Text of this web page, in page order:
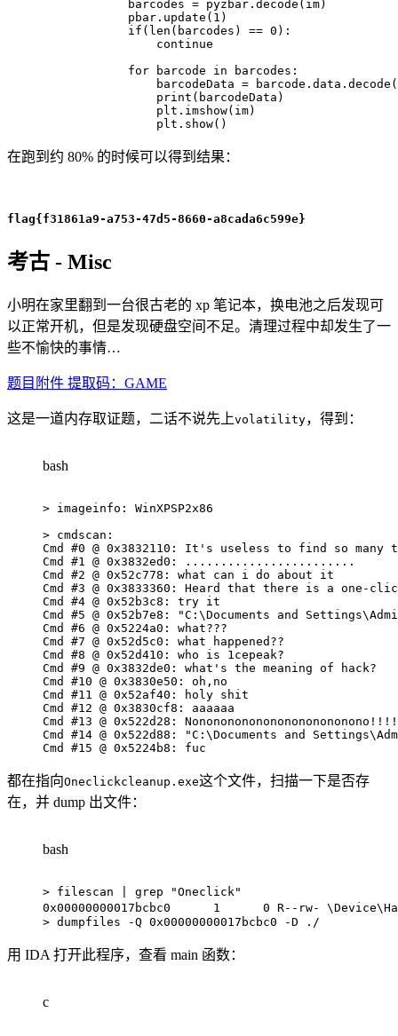
            barcodes
= pyzbar . decode ( im )
            pbar
. update ( 1 )
if ( len ( barcodes ) == 0 ) :
continue
for barcode in barcodes :
                barcodeData
= barcode . data . decode (
print ( barcodeData )
                plt
. imshow( im)
                plt
. show( )
在跑到约 80% 的时候可以得到结果：
flag{f31861a9-a753-47d5-8660-a8cada6c599e}
考古 - Misc
小明在家里翻到一台很古老的 xp 笔记本，换电池之后发现可
以正常开机，但是发现硬盘空间不足。清理过程中却发生了一
些不愉快的事情…
题目附件 提取码：GAME
这是一道内存取证题，二话不说先上volatility，得到：
bash
> imageinfo: WinXPSP2x86
> cmdscan:
Cmd #0 @ 0x3832110: It's useless to find so many
Cmd #1 @ 0x3832ed0: ........................
Cmd #2 @ 0x52c778: what can i do about it
Cmd #3 @ 0x3833360: Heard that there is a one-
Cmd #4 @ 0x52b3c8: try it
Cmd #5 @ 0x52b7e8: "C:\Documents and
Cmd #6 @ 0x5224a0: what???
Cmd #7 @ 0x52d5c0: what happened??
Cmd #8 @ 0x52d410: who is 1cepeak?
Cmd #9 @ 0x3832de0: what's the meaning of hack?
Cmd #10 @ 0x3830e50: oh,no
Cmd #11 @ 0x52af40: holy shit
Cmd #12 @ 0x3830cf8: aaaaaa
Cmd #13 @ 0x522d28:
Cmd #14 @ 0x522d88: "C:\Documents and
Cmd #15 @ 0x5224b8: fuc
都在指向Oneclickcleanup.exe这个文件，扫描一下是否存
在，并 dump 出文件：
bash
> filescan grep
"Oneclick"
0x00000000017bcbc0 1 0 R--rw- \Device\
> dumpfiles -Q 0x00000000017bcbc0 -D ./
用 IDA 打开此程序，查看 main 函数：
c